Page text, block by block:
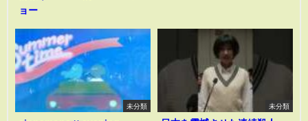
ョー
未分類 未分類